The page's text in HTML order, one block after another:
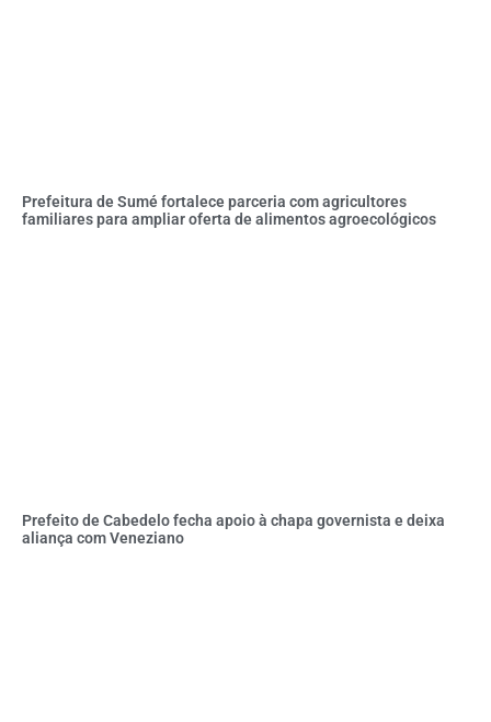
Prefeitura de Sumé fortalece parceria com agricultores
familiares para ampliar oferta de alimentos agroecológicos
Prefeito de Cabedelo fecha apoio à chapa governista e deixa
aliança com Veneziano